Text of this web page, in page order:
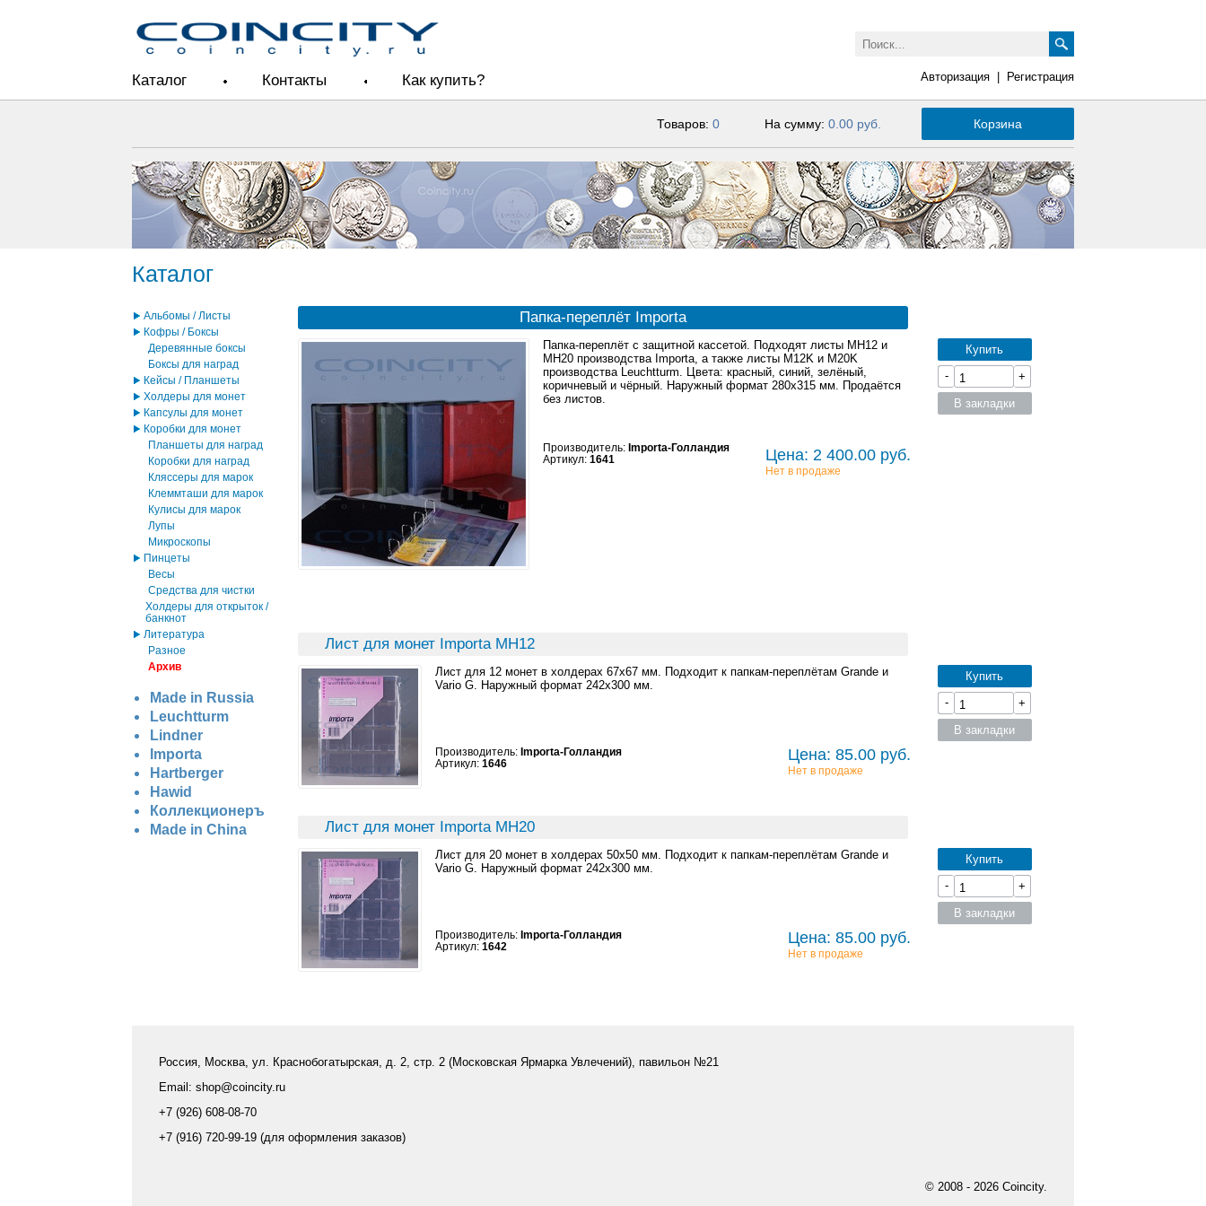
Каталог Контакты Как купить? Авторизация Регистрация
Товаров: 0 На сумму: 0.00 руб. Корзина
Каталог
Альбомы / Листы
Кофры / Боксы
Деревянные боксы
Боксы для наград
Кейсы / Планшеты
Холдеры для монет
Капсулы для монет
Коробки для монет
Планшеты для наград
Коробки для наград
Кляссеры для марок
Клеммташи для марок
Кулисы для марок
Лупы
Микроскопы
Пинцеты
Весы
Средства для чистки
Холдеры для открыток /
банкнот
Литература
Разное
Архив
Made in Russia
Leuchtturm
Lindner
Importa
Hartberger
Hawid
Коллекционеръ
Made in China
Папка-переплёт Importa
Папка-переплёт с защитной кассетой. Подходят листы MH12 и
MH20 производства Importa, а также листы M12K и M20K
производства Leuchtturm. Цвета: красный, синий, зелёный,
коричневый и чёрный. Наружный формат 280x315 мм. Продаётся
без листов.
Производитель: Importa-Голландия
Артикул: 1641 Цена: 2 400.00 руб.
Нет в продаже
Купить
-
+
В закладки
Лист для монет Importa MH12
Лист для 12 монет в холдерах 67x67 мм. Подходит к папкам-переплётам Grande и
Vario G. Наружный формат 242x300 мм.
Производитель: Importa-Голландия
Артикул: 1646 Цена: 85.00 руб.
Нет в продаже
Купить
-
+
В закладки
Лист для монет Importa MH20
Лист для 20 монет в холдерах 50x50 мм. Подходит к папкам-переплётам Grande и
Vario G. Наружный формат 242x300 мм.
Производитель: Importa-Голландия
Артикул: 1642 Цена: 85.00 руб.
Нет в продаже
Купить
-
+
В закладки
Россия, Москва, ул. Краснобогатырская, д. 2, стр. 2 (Московская Ярмарка Увлечений), павильон №21
Email: shop@coincity.ru
+7 (926) 608-08-70
+7 (916) 720-99-19 (для оформления заказов)
© 2008 - 2026 Coincity.